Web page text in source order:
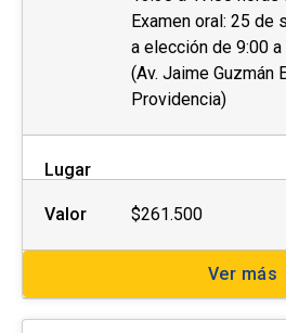
Examen oral: 25 de
a elección de 9:00
(Av. Jaime Guzmán
Providencia)
Lugar
Valor $261.500
Ver más